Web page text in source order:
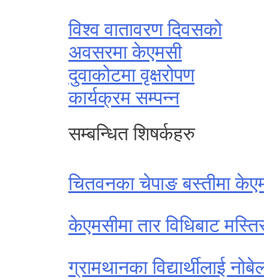
विश्व वातावरण दिवसको
अवसरमा केएमसी
दुवाकोटमा वृक्षरोपण
कार्यक्रम सम्पन्न
सम्बन्धित शिषर्कहरु
चितवनका चेपाङ बस्तीमा
केएमसीमा तार विधिबाट
ग्रामथानका विद्यार्थीलाई